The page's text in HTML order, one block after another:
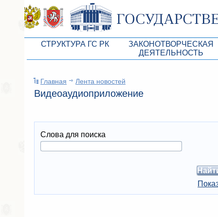
СТРУКТУРА ГС РК
Президиум ГС РК
Депутатский корпус
Депутатские фракции ГС РК
Аппарат ГС РК
ЗАКОНОТВОРЧЕСКАЯ
ДЕЯТЕЛЬНОСТЬ
Информация
Схема
Статистика
Главная Лента новостей
Видеоаудиоприложение
Слова для поиска